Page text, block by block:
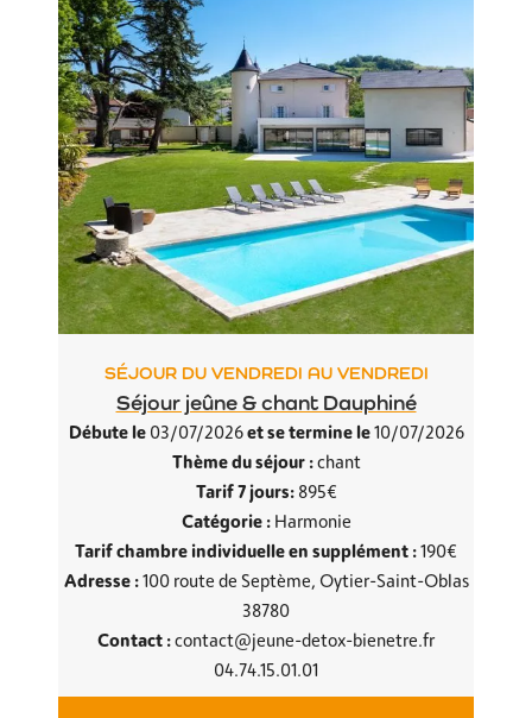
SÉJOUR DU VENDREDI AU VENDREDI
Séjour jeûne & chant Dauphiné
Débute le03/07/2026et se termine le10/07/2026
Thème du séjour :chant
Tarif 7 jours:895€
Catégorie :Harmonie
Tarif chambre individuelle en supplément :190€
Adresse :100 route de Septème, Oytier-Saint-Oblas
38780
Contact :contact@jeune-detox-bienetre.fr
04.74.15.01.01